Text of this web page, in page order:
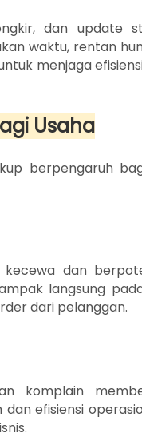
dan update
waktu, rentan
menjaga
Usaha
berpengaruh
dan
langsung
dari pelanggan.
komplain
efisiensi